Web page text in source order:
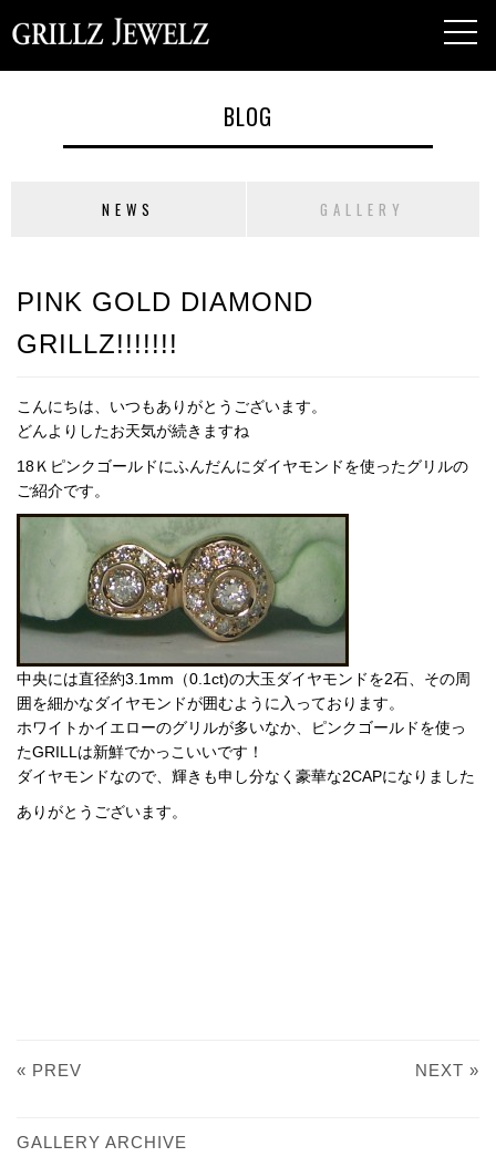
BLOG
NEWS GALLERY
PINK GOLD DIAMOND
GRILLZ!!!!!!!
こんにちは、いつもありがとうございます。
どんよりしたお天気が続きますね
18Ｋピンクゴールドにふんだんにダイヤモンドを使ったグリルの
ご紹介です。
中央には直径約3.1mm（0.1ct)の大玉ダイヤモンドを2石、その周
囲を細かなダイヤモンドが囲むように入っております。
ホワイトかイエローのグリルが多いなか、ピンクゴールドを使っ
たGRILLは新鮮でかっこいいです！
ダイヤモンドなので、輝きも申し分なく豪華な2CAPになりました
ありがとうございます。
« PREV NEXT »
GALLERY ARCHIVE